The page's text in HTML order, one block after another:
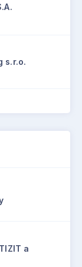
s.r.o.
a